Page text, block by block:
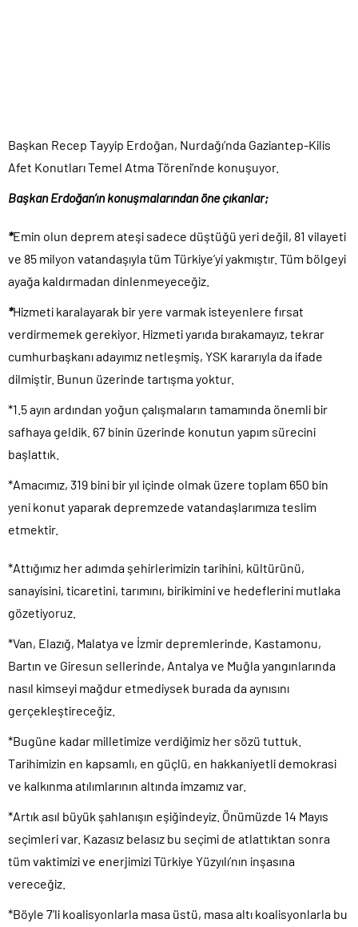
Günlerdir İran’a tehditler savurarak atıp tutan Trump yine kıvırdı!.
Merkez Bankası’ndan Kripto Varlık Merkezi Kayıt Sistemi’ne onay..
Taksicilerden darbe girişimi gibi eylem planı!.
Başkan Recep Tayyip Erdoğan, Nurdağı’nda Gaziantep-Kilis
Afet Konutları Temel Atma Töreni’nde konuşuyor.
Başkan Erdoğan’ın konuşmalarından öne çıkanlar;
*Emin olun deprem ateşi sadece düştüğü yeri değil, 81 vilayeti
ve 85 milyon vatandaşıyla tüm Türkiye’yi yakmıştır. Tüm bölgeyi
ayağa kaldırmadan dinlenmeyeceğiz.
*Hizmeti karalayarak bir yere varmak isteyenlere fırsat
verdirmemek gerekiyor. Hizmeti yarıda bırakamayız, tekrar
cumhurbaşkanı adayımız netleşmiş, YSK kararıyla da ifade
dilmiştir. Bunun üzerinde tartışma yoktur.
*1.5 ayın ardından yoğun çalışmaların tamamında önemli bir
safhaya geldik. 67 binin üzerinde konutun yapım sürecini
başlattık.
*Amacımız, 319 bini bir yıl içinde olmak üzere toplam 650 bin
yeni konut yaparak depremzede vatandaşlarımıza teslim
etmektir.
*Attığımız her adımda şehirlerimizin tarihini, kültürünü,
sanayisini, ticaretini, tarımını, birikimini ve hedeflerini mutlaka
gözetiyoruz.
*Van, Elazığ, Malatya ve İzmir depremlerinde, Kastamonu,
Bartın ve Giresun sellerinde, Antalya ve Muğla yangınlarında
nasıl kimseyi mağdur etmediysek burada da aynısını
gerçekleştireceğiz.
*Bugüne kadar milletimize verdiğimiz her sözü tuttuk.
Tarihimizin en kapsamlı, en güçlü, en hakkaniyetli demokrasi
ve kalkınma atılımlarının altında imzamız var.
*Artık asıl büyük şahlanışın eşiğindeyiz. Önümüzde 14 Mayıs
seçimleri var. Kazasız belasız bu seçimi de atlattıktan sonra
tüm vaktimizi ve enerjimizi Türkiye Yüzyılı’nın inşasına
vereceğiz.
*Böyle 7’li koalisyonlarla masa üstü, masa altı koalisyonlarla bu